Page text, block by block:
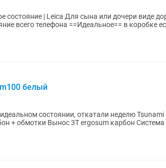
или дочери виде дорого подарка
всего телефона ==Идеальное== в коробке
белый
+ обмотки Вынос 3T ergosum карбон